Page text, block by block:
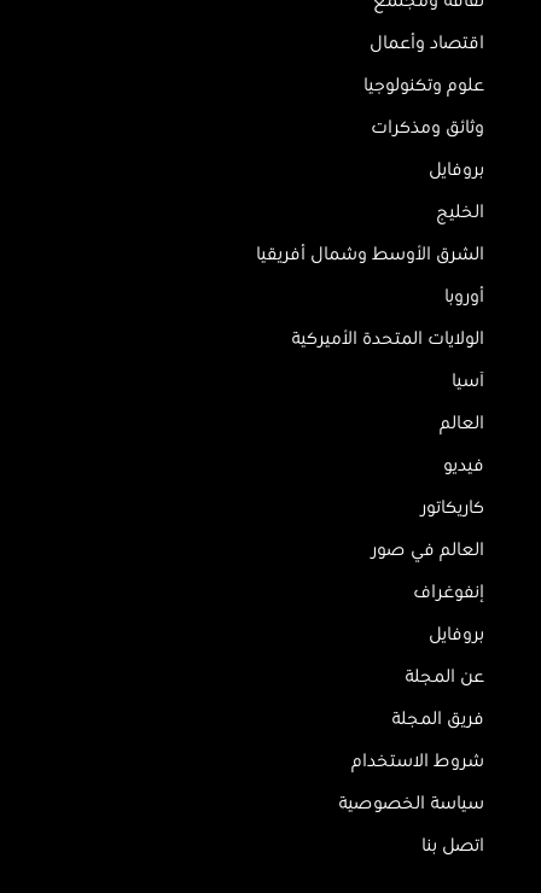
اقتصاد وأعمال
علوم وتكنولوجيا
وثائق ومذكرات
بروفايل
الخليج
الشرق الأوسط وشمال أفريقيا
أوروبا
الولايات المتحدة الأميركية
آسيا
العالم
فيديو
كاريكاتور
العالم في صور
إنفوغراف
بروفايل
عن المجلة
فريق المجلة
شروط الاستخدام
سياسة الخصوصية
اتصل بنا